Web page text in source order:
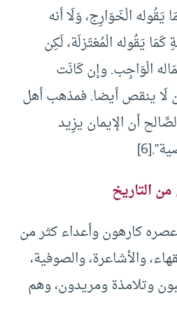
الْخَوَارِج، وَلَا أنه
يَقُوله الْمُعْتَزلَة، لَكِن
الْوَاجِب. وإن كَانَت
لَا ينقص أيضا. فمذهب أهل
أن الإيمان يزِيد
[6]
التاريخ
كارهون وأعداء كثر من
والأشاعرة، والصوفية،
وتلامذة ومريدون، وهم